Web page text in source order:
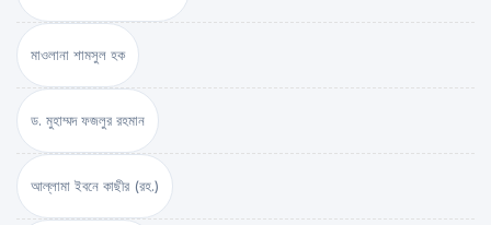
মাওলানা শামসুল হক
ড. মুহাম্মদ ফজলুর রহমান
আল্লামা ইবনে কাছীর (রহ.)